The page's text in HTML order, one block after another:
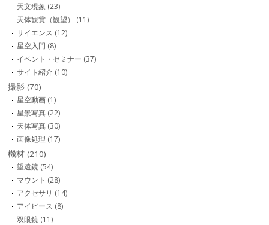
天文現象 (23)
天体観賞（観望）
(11)
サイエンス (12)
星空入門 (8)
イベント・セミナー (37)
サイト紹介 (10)
撮影 (70)
星空動画 (1)
星景写真 (22)
天体写真 (30)
画像処理 (17)
機材 (210)
望遠鏡 (54)
マウント (28)
アクセサリ (14)
アイピース (8)
双眼鏡 (11)